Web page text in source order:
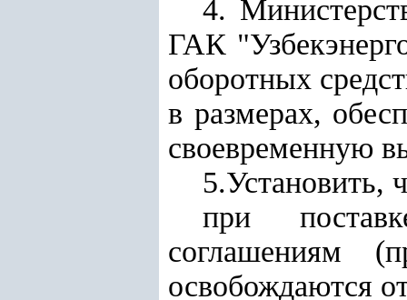
4.
ГАК
оборотных
в размерах,
своевременную
5.Установить,
при
соглашениям
освобождаются